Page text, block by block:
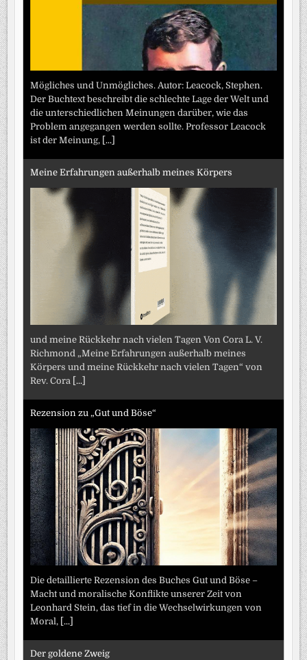
Mögliches und Unmögliches. Autor: Leacock, Stephen.
Der Buchtext beschreibt die schlechte Lage der Welt und
die unterschiedlichen Meinungen darüber, wie das
Problem angegangen werden sollte. Professor Leacock
ist der Meinung, [...]
Meine Erfahrungen außerhalb meines Körpers
und meine Rückkehr nach vielen Tagen Von Cora L. V.
Richmond „Meine Erfahrungen außerhalb meines
Körpers und meine Rückkehr nach vielen Tagen“ von
Rev. Cora [...]
Rezension zu „Gut und Böse“
Die detaillierte Rezension des Buches Gut und Böse –
Macht und moralische Konflikte unserer Zeit von
Leonhard Stein, das tief in die Wechselwirkungen von
Moral, [...]
Der goldene Zweig